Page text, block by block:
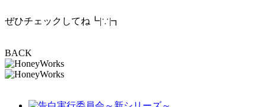
ぜひチェックしてね┗|∵|┓
BACK